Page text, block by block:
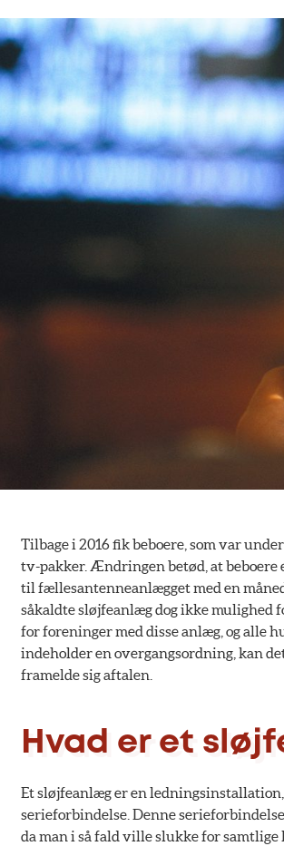
Tilbage i 2016 fik beboere, som var
tv-pakker. Ændringen betød, at
til fællesantenneanlægget med en
såkaldte sløjfeanlæg dog ikke mulighed
for foreninger med disse anlæg, og alle
indeholder en overgangsordning, kan
framelde sig aftalen.
Hvad er et
Et sløjfeanlæg er en
serieforbindelse. Denne
da man i så fald ville slukke for